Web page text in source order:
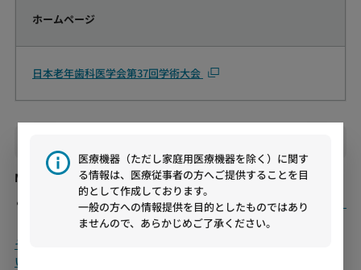
ホームページ
日本老年歯科医学会第37回学術大会
Murata口腔湿潤計ムーカス®
Murata口腔湿潤計ムーカス®の詳細はこちらをご覧ください。
その他の学会・セミナーのスケジュールは、こちらをご覧くださ
い。
医療機器（ただし家庭用医療機器を除く）に関す
る情報は、医療従事者の方へご提供することを目
的として作成しております。
一般の方への情報提供を目的としたものではあり
ませんので、あらかじめご了承ください。